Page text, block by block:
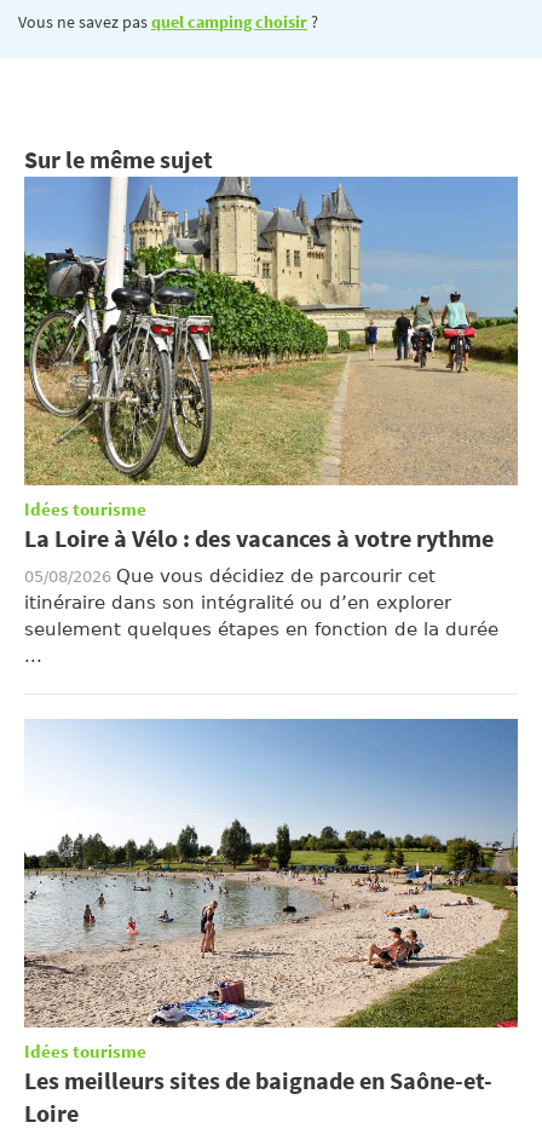
Vous ne savez pasquel camping choisir?
Sur le même sujet
Idées tourisme
La Loire à Vélo : des vacances à votre rythme
05/08/2026 Que vous décidiez de parcourir cet
itinéraire dans son intégralité ou d’en explorer
seulement quelques étapes en fonction de la durée
...
Idées tourisme
Les meilleurs sites de baignade en Saône-et-
Loire